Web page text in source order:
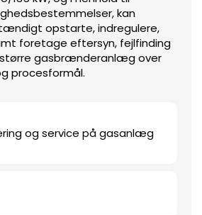
kan
opstarte, indregulere,
foretage eftersyn, fejlfinding
gasbrænderanlæg over
procesformål.
og service på gasanlæg